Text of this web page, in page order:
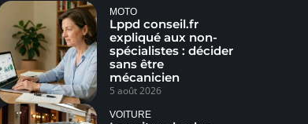
MOTO
Lppd conseil.fr
expliqué aux non-
spécialistes : décider
sans être
mécanicien
5 août 2026
VOITURE